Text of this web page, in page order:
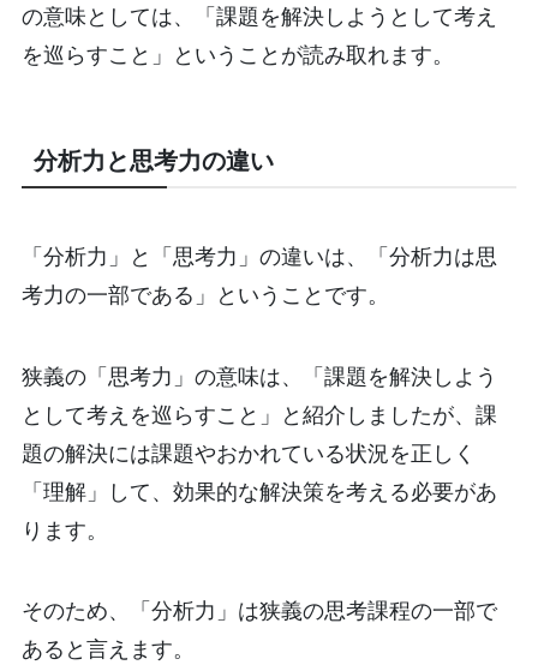
の意味としては、「課題を解決しようとして考え
を巡らすこと」ということが読み取れます。
分析力と思考力の違い
「分析力」と「思考力」の違いは、「分析力は思
考力の一部である」ということです。
狭義の「思考力」の意味は、「課題を解決しよう
として考えを巡らすこと」と紹介しましたが、課
題の解決には課題やおかれている状況を正しく
「理解」して、効果的な解決策を考える必要があ
ります。
そのため、「分析力」は狭義の思考課程の一部で
あると言えます。